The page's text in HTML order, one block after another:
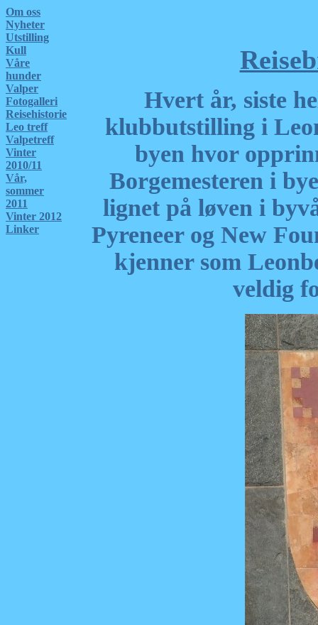
Om oss
Nyheter
Utstilling
Kull
Våre
hunder
Valper
Fotogalleri
Reisehistorie
Leo treff
Valpetreff
Vinter
2010/11
Vår,
sommer
2011
Vinter 2012
Linker
Hvert år, siste
klubbutstilling i
byen hvor
Borgemesteren i
lignet på løven i
Pyreneer og New
kjenner som
veldig